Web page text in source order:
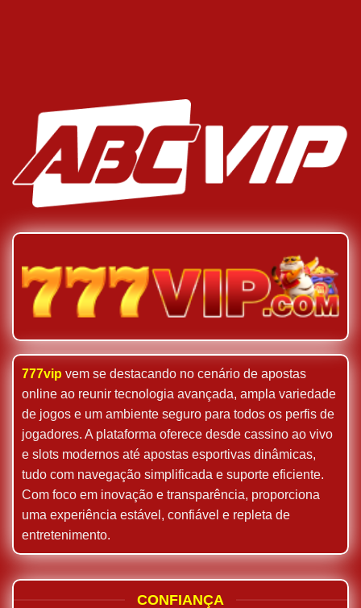
777vip vem se destacando no cenário de apostas
online ao reunir tecnologia avançada, ampla variedade
de jogos e um ambiente seguro para todos os perfis de
jogadores. A plataforma oferece desde cassino ao vivo
e slots modernos até apostas esportivas dinâmicas,
tudo com navegação simplificada e suporte eficiente.
Com foco em inovação e transparência, proporciona
uma experiência estável, confiável e repleta de
entretenimento.
CONFIANÇA